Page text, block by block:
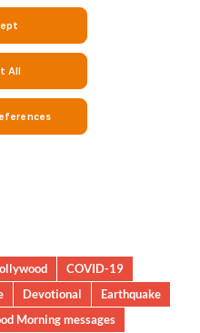
COVID-19
Devotional
Earthquake
Morning messages